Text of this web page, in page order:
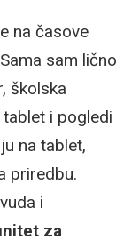
na časove
sam lično
školska
i pogledi
na tablet,
priredbu.
i
za